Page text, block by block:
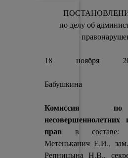
по делу об
18 ноября
Бабушкина
Комиссия
прав в составе:
Метеньканич Е.И., зам.
Репницына Н.В.,